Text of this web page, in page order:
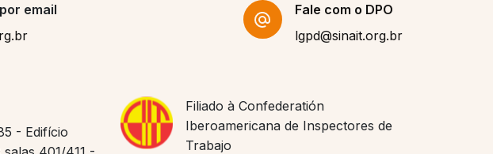
email
Fale com o DPO
lgpd@sinait.org.br
- Edifício
Filiado à Confederatión
Iberoamericana de Inspectores de
Trabajo